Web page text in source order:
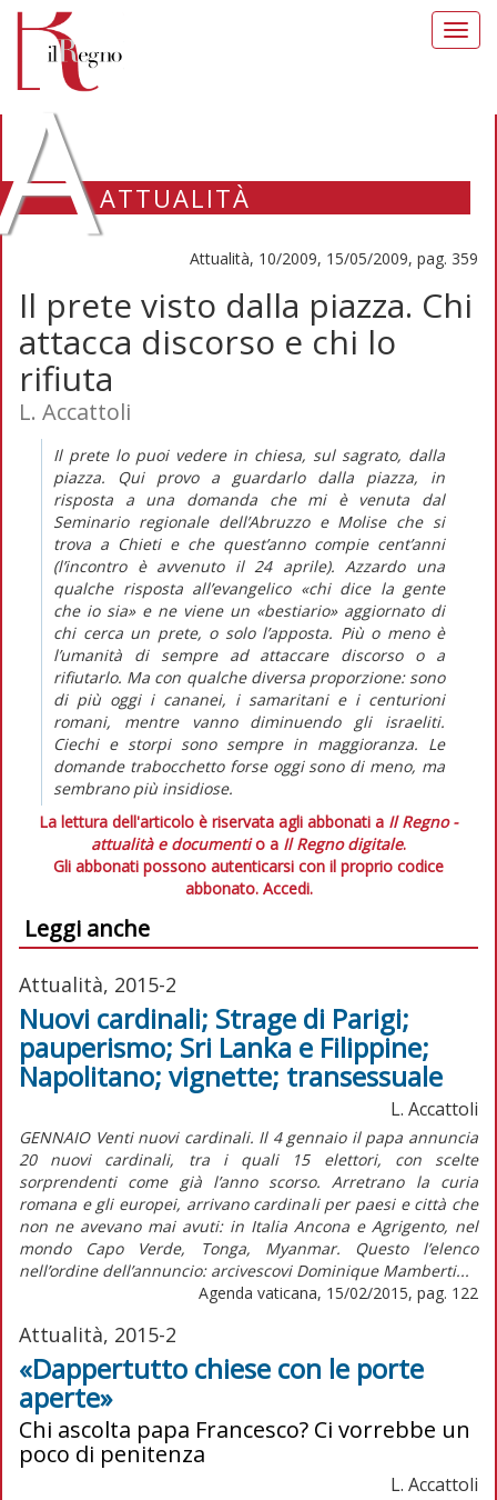
ATTUALITÀ
Attualità, 10/2009, 15/05/2009, pag. 359
Il prete visto dalla piazza. Chi
attacca discorso e chi lo
rifiuta
L. Accattoli
Il prete lo puoi vedere in chiesa, sul sagrato, dalla
piazza. Qui provo a guardarlo dalla piazza, in
risposta a una domanda che mi è venuta dal
Seminario regionale dell’Abruzzo e Molise che si
trova a Chieti e che quest’anno compie cent’anni
(l’incontro è avvenuto il 24 aprile). Azzardo una
qualche risposta all’evangelico «chi dice la gente
che io sia» e ne viene un «bestiario» aggiornato di
chi cerca un prete, o solo l’apposta. Più o meno è
l’umanità di sempre ad attaccare discorso o a
rifiutarlo. Ma con qualche diversa proporzione: sono
di più oggi i cananei, i samaritani e i centurioni
romani, mentre vanno diminuendo gli israeliti.
Ciechi e storpi sono sempre in maggioranza. Le
domande trabocchetto forse oggi sono di meno, ma
sembrano più insidiose.
La lettura dell'articolo è riservata agli abbonati a Il Regno -
attualità e documentio a Il Regno digitale.
Gli abbonati possono autenticarsi con il proprio codice
abbonato. Accedi.
Leggi anche
Attualità, 2015-2
Nuovi cardinali; Strage di Parigi;
pauperismo; Sri Lanka e Filippine;
Napolitano; vignette; transessuale
L. Accattoli
GENNAIO Venti nuovi cardinali. Il 4 gennaio il papa annuncia
20 nuovi cardinali, tra i quali 15 elettori, con scelte
sorprendenti come già l’anno scorso. Arretrano la curia
romana e gli europei, arrivano cardinali per paesi e città che
non ne avevano mai avuti: in Italia Ancona e Agrigento, nel
mondo Capo Verde, Tonga, Myanmar. Questo l’elenco
nell’ordine dell’annuncio: arcivescovi Dominique Mamberti...
Agenda vaticana, 15/02/2015, pag. 122
Attualità, 2015-2
«Dappertutto chiese con le porte
aperte»
Chi ascolta papa Francesco? Ci vorrebbe un
poco di penitenza
L. Accattoli